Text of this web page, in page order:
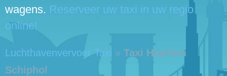
wagens. Reserveer uw taxi in uw regio
online!
Luchthavenvervoer Taxi » Taxi Haarlem
Schiphol